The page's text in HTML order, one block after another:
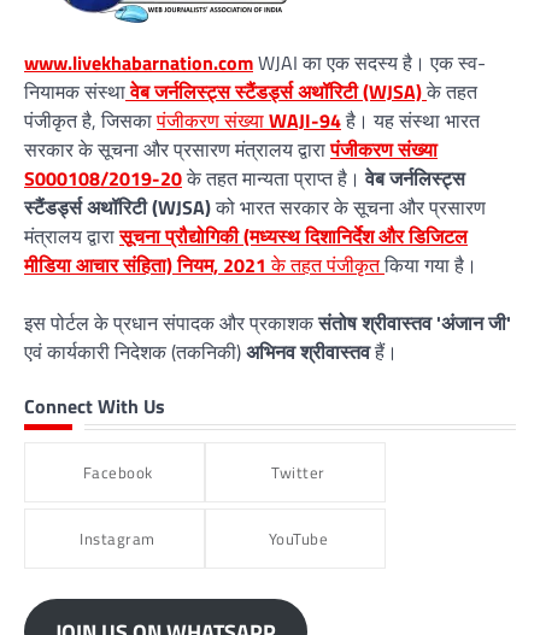
www.livekhabarnation.comWJAI का एक सदस्य है। एक स्व-
नियामक संस्थावेब जर्नलिस्ट्स स्टैंडर्ड्स अथॉरिटी (WJSA)के तहत
पंजीकृत है, जिसकापंजीकरण संख्याWAJI-94है। यह संस्था भारत
सरकार के सूचना और प्रसारण मंत्रालय द्वारापंजीकरण संख्या
S000108/2019-20के तहत मान्यता प्राप्त है।वेब जर्नलिस्ट्स
स्टैंडर्ड्स अथॉरिटी (WJSA)को भारत सरकार के सूचना और प्रसारण
मंत्रालय द्वारासूचना प्रौद्योगिकी (मध्यस्थ दिशानिर्देश और डिजिटल
मीडिया आचार संहिता) नियम, 2021 के तहत पंजीकृतकिया गया है।
इस पोर्टल के प्रधान संपादक और प्रकाशकसंतोष श्रीवास्तव 'अंजान जी'
एवं कार्यकारी निदेशक (तकनिकी)अभिनव श्रीवास्तवहैं।
Connect With Us
Facebook Twitter
Instagram YouTube